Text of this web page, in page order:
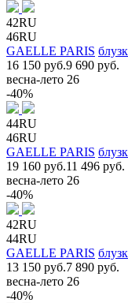
42RU
46RU
GAELLE PARIS
16 150 руб.9 690 руб.
весна-лето 26
-40%
44RU
46RU
GAELLE PARIS
19 160 руб.11 496 руб.
весна-лето 26
-40%
42RU
44RU
GAELLE PARIS
13 150 руб.7 890 руб.
весна-лето 26
-40%